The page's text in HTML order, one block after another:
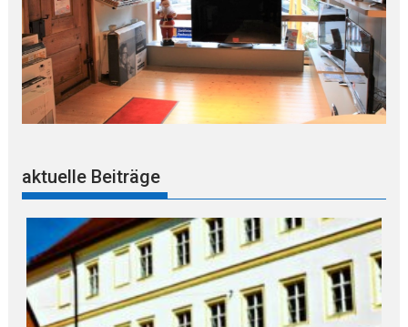
aktuelle Beiträge